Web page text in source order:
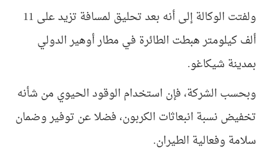
ولفتت الوكالة إلى أنه بعد تحليق لمسافة تزيد على 11
ألف كيلومتر هبطت الطائرة في مطار أوهير الدولي
بمدينة شيكاغو.
وبحسب الشركة، فإن استخدام الوقود الحيوي من شأنه
تخفيض نسبة انبعاثات الكربون، فضلا عن توفير وضمان
سلامة وفعالية الطيران.